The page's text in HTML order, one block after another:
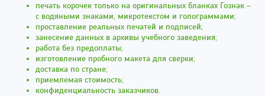
печать корочек только на оригинальных бланках Гознак –
с водяными знаками, микротекстом и голограммами;
проставление реальных печатей и подписей;
занесение данных в архивы учебного заведения;
работа без предоплаты;
изготовление пробного макета для сверки;
доставка по стране;
приемлемая стоимость;
конфиденциальность заказчиков.